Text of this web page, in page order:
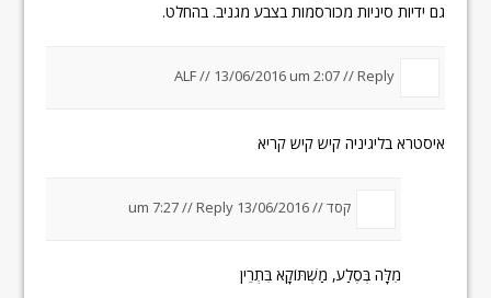
גם ידיות סיניות מכורסמות בצבע מגניב. בהחלט.
ALF // 13/06/2016 um 2:07//Reply
איסטרא בליגיניה קיש קיש קריא
קסד //13/06/2016 um 7:27
//Reply
מִלָּה בְּסֶלַע, מַשְׁתּוֹקָא בִּתְרֵין